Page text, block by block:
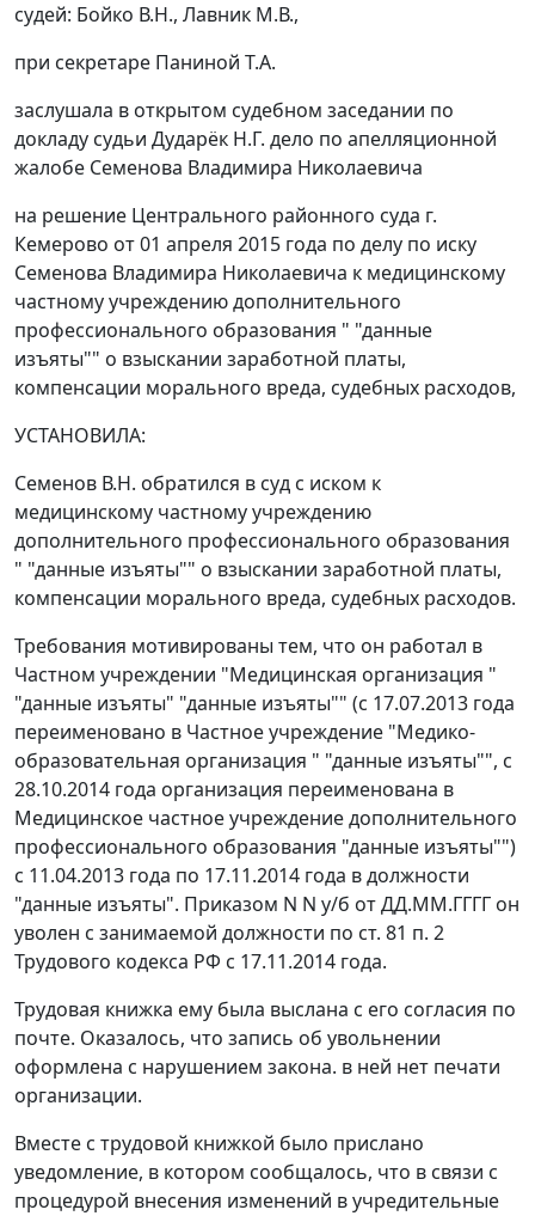
судей: Бойко В.Н., Лавник М.В.,
при секретаре Паниной Т.А.
заслушала в открытом судебном заседании по
докладу судьи Дударёк Н.Г. дело по апелляционной
жалобе Семенова Владимира Николаевича
на решение Центрального районного суда г.
Кемерово от 01 апреля 2015 года по делу по иску
Семенова Владимира Николаевича к медицинскому
частному учреждению дополнительного
профессионального образования " "данные
изъяты"" о взыскании заработной платы,
компенсации морального вреда, судебных расходов,
УСТАНОВИЛА:
Семенов В.Н. обратился в суд с иском к
медицинскому частному учреждению
дополнительного профессионального образования
" "данные изъяты"" о взыскании заработной платы,
компенсации морального вреда, судебных расходов.
Требования мотивированы тем, что он работал в
Частном учреждении "Медицинская организация "
"данные изъяты" "данные изъяты"" (с 17.07.2013 года
переименовано в Частное учреждение "Медико-
образовательная организация " "данные изъяты"", с
28.10.2014 года организация переименована в
Медицинское частное учреждение дополнительного
профессионального образования "данные изъяты"")
с 11.04.2013 года по 17.11.2014 года в должности
"данные изъяты". Приказом N N у/б от ДД.ММ.ГГГГ он
уволен с занимаемой должности по ст. 81 п. 2
Трудового кодекса РФ с 17.11.2014 года.
Трудовая книжка ему была выслана с его согласия по
почте. Оказалось, что запись об увольнении
оформлена с нарушением закона. в ней нет печати
организации.
Вместе с трудовой книжкой было прислано
уведомление, в котором сообщалось, что в связи с
процедурой внесения изменений в учредительные